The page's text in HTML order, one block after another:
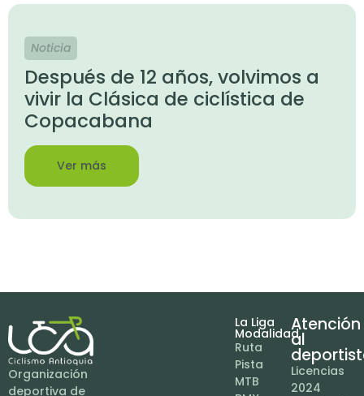
Noticia
Después de 12 años, volvimos a
vivir la Clásica de ciclística de
Copacabana
Ver más
Organización
deportiva de
La Liga
Modalidad
Ruta
Pista
MTB
Atención
al
Licencias
2024